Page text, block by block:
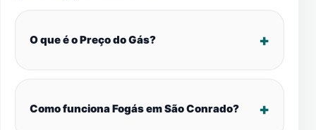
O que é o Preço do Gás?
Como funciona Fogás em São Conrado?